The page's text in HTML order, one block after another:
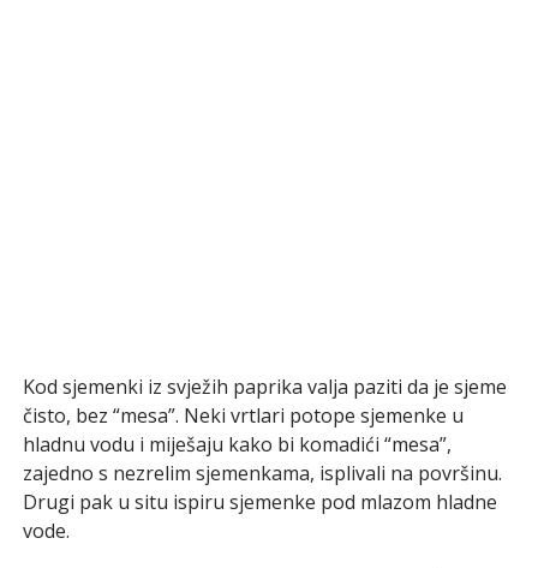
Kod sjemenki iz svježih paprika valja paziti da je sjeme
čisto, bez “mesa”. Neki vrtlari potope sjemenke u
hladnu vodu i miješaju kako bi komadići “mesa”,
zajedno s nezrelim sjemenkama, isplivali na površinu.
Drugi pak u situ ispiru sjemenke pod mlazom hladne
vode.